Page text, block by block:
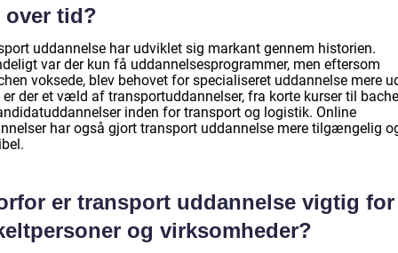
over tid?
uddannelse har udviklet sig markant gennem historien.
var der kun få uddannelsesprogrammer, men eftersom
voksede, blev behovet for specialiseret uddannelse mere
er der et væld af transportuddannelser, fra korte kurser til
inden for transport og logistik. Online
har også gjort transport uddannelse mere tilgængelig
er transport uddannelse vigtig for
og virksomheder?